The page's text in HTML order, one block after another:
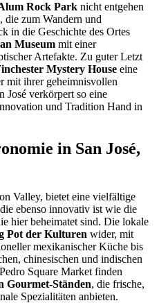
Rock Park nicht entgehen
die zum Wandern und
in die Geschichte des Ortes
Museum mit einer
Artefakte. Zu guter Letzt
Mystery House eine
mit ihrer geheimnisvollen
José verkörpert so eine
und Tradition Hand in
in San José,
Valley, bietet eine vielfältige
ebenso innovativ ist wie die
hier beheimatet sind. Die lokale
Pot der Kulturen wider, mit
mexikanischer Küche bis
chinesischen und indischen
Square Market finden
Gourmet-Ständen, die frische,
Spezialitäten anbieten.